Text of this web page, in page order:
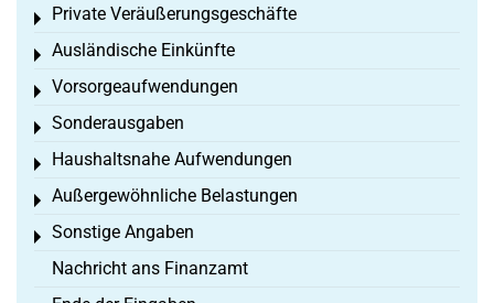
Private Veräußerungsgeschäfte
Toggle menu
Ausländische Einkünfte
Toggle menu
Vorsorgeaufwendungen
Toggle menu
Sonderausgaben
Toggle menu
Haushaltsnahe Aufwendungen
Toggle menu
Außergewöhnliche Belastungen
Toggle menu
Sonstige Angaben
Toggle menu
Nachricht ans Finanzamt